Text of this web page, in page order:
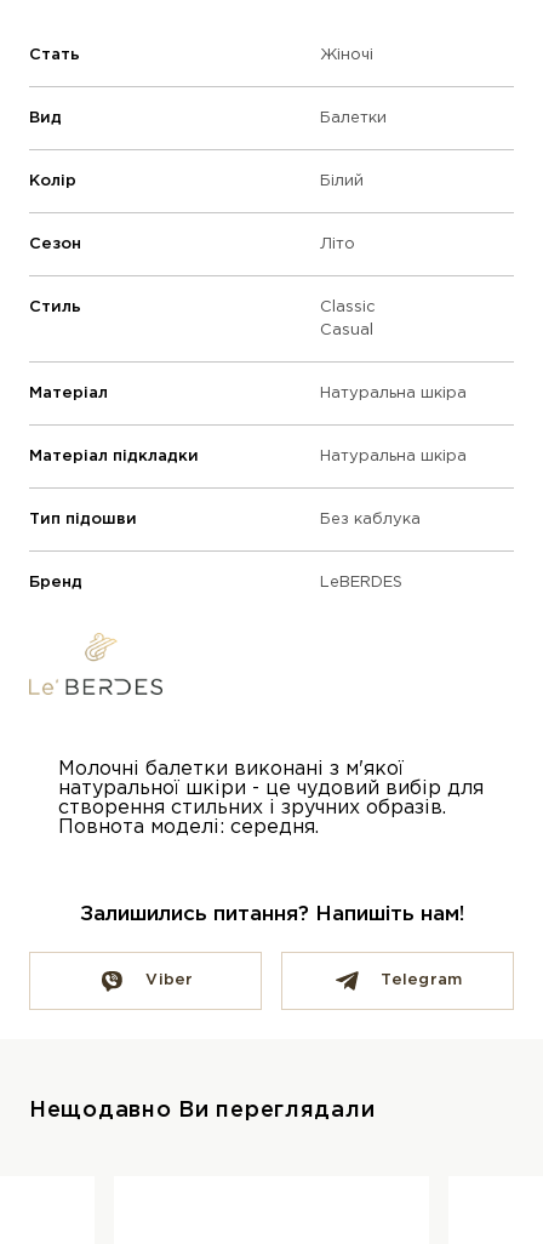
Стать Жіночі
Вид Балетки
Колір Білий
Сезон Літо
Стиль
Classic
Casual
Матеріал Натуральна шкіра
Матеріал підкладки Натуральна шкіра
Тип підошви Без каблука
Бренд LeBERDES
Молочні балетки виконані з м'якої
натуральної шкіри - це чудовий вибір для
створення стильних і зручних образів.
Повнота моделі: середня.
Залишились питання? Напишіть нам!
Viber Telegram
Нещодавно Ви переглядали